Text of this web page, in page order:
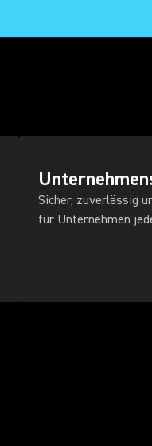
Sicher, zuverlässig
für Unternehmen